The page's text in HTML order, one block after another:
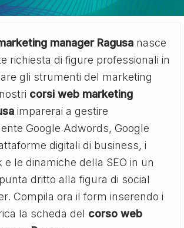
manager Ragusa nasce
richiesta di figure professionali in
gli strumenti del marketing
corsi web marketing
imparerai a gestire
Google Adwords, Google
digitali di business, i
le dinamiche della SEO in un
dritto alla figura di social
Compila ora il form inserendo i
la scheda del corso web